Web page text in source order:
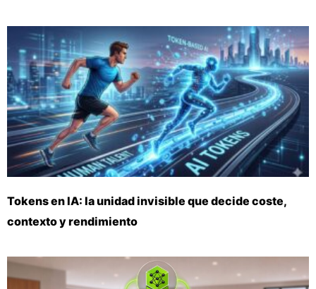
Tokens en IA: la unidad invisible que decide coste,
contexto y rendimiento